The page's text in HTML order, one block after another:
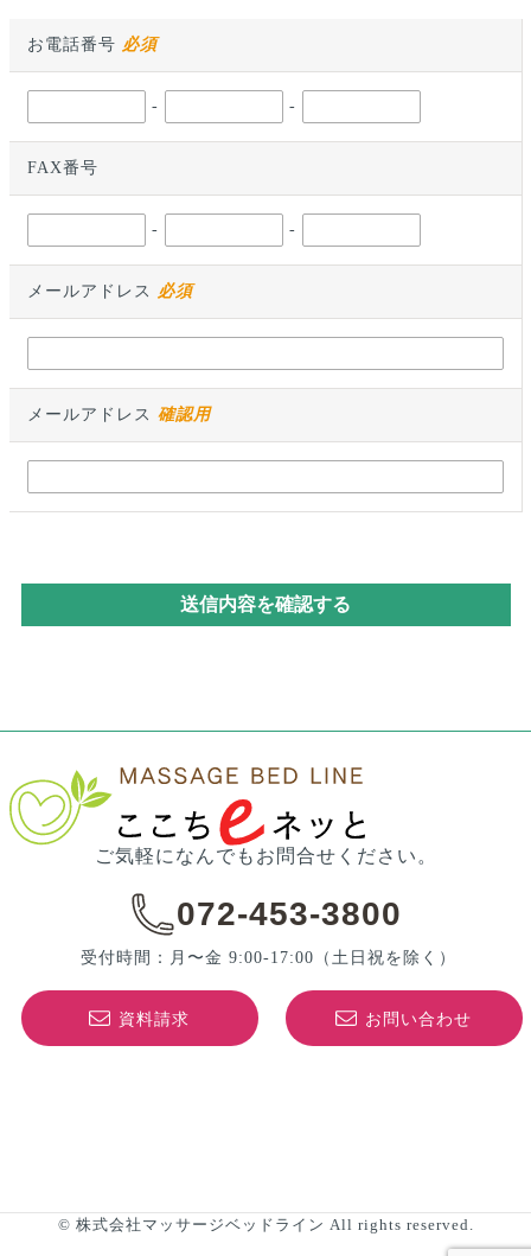
お電話番号 必須
- -
FAX番号
- -
メールアドレス 必須
メールアドレス 確認用
ご気軽になんでもお問合せください。
072-453-3800
受付時間：月〜金 9:00-17:00 （土日祝を除く）
資料請求 お問い合わせ
© 株式会社マッサージベッドライン All rights reserved.